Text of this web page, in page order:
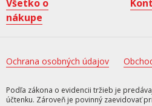
Všetko o
nákupe
Ochrana osobných údajov
Podľa zákona o evidencii tržieb je
účtenku. Zároveň je povinný zaevidovať